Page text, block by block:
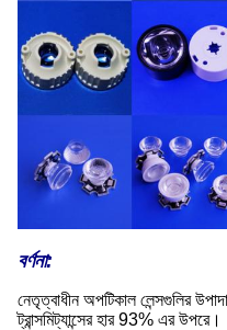
বর্ণনা:
নেতৃত্বাধীন অপটিকাল লেন্সগুলির
ট্রান্সমিট্যান্সের হার 93% এর উপরে।